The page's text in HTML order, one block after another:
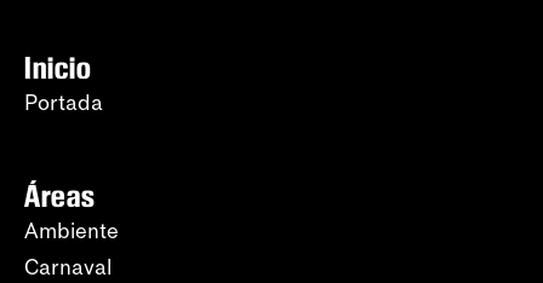
Inicio
Portada
Áreas
Ambiente
Carnaval